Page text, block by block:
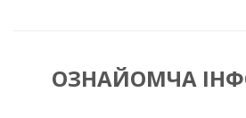
ОЗНАЙОМЧА